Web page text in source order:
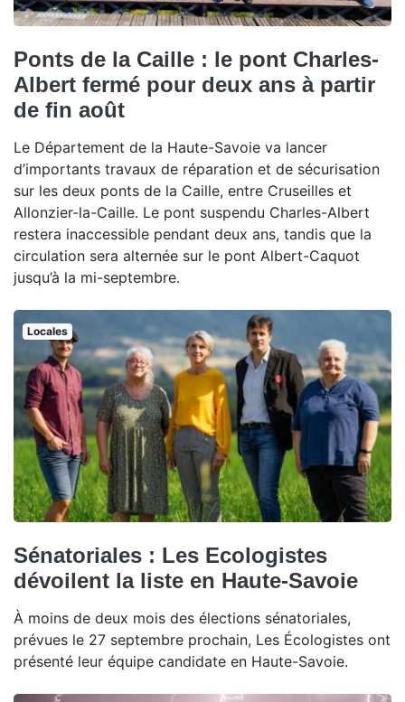
Ponts de la Caille : le pont Charles-
Albert fermé pour deux ans à partir
de fin août
Le Département de la Haute-Savoie va lancer
d’importants travaux de réparation et de sécurisation
sur les deux ponts de la Caille, entre Cruseilles et
Allonzier-la-Caille. Le pont suspendu Charles-Albert
restera inaccessible pendant deux ans, tandis que la
circulation sera alternée sur le pont Albert-Caquot
jusqu’à la mi-septembre.
Locales
Sénatoriales : Les Ecologistes
dévoilent la liste en Haute-Savoie
À moins de deux mois des élections sénatoriales,
prévues le 27 septembre prochain, Les Écologistes ont
présenté leur équipe candidate en Haute-Savoie.